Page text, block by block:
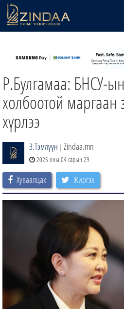
ТВ8
ӨГЛӨӨНИЙ СОНИН
АУДИО ЗОХИОЛ
Р.Булгамаа: БНСУ-
холбоотой маргаан
хүрлээ
З.Тэмлүүн | Zindaa.mn
2025 оны 04 сарын 29
Хуваалцах Жиргэх